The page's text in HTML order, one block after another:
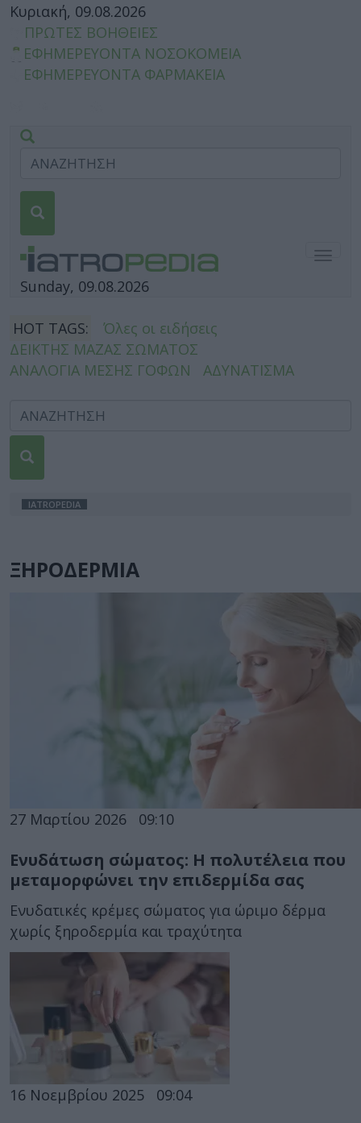
Κυριακή, 09.08.2026
ΠΡΩΤΕΣ ΒΟΗΘΕΙΕΣ
ΕΦΗΜΕΡΕΥΟΝΤΑ ΝΟΣΟΚΟΜΕΙΑ
ΕΦΗΜΕΡΕΥΟΝΤΑ ΦΑΡΜΑΚΕΙΑ
Sunday, 09.08.2026
HOT TAGS:
Όλες οι ειδήσεις
ΔΕΙΚΤΗΣ ΜΑΖΑΣ ΣΩΜΑΤΟΣ
ΑΝΑΛΟΓΙΑ ΜΕΣΗΣ ΓΟΦΩΝ
ΑΔΥΝΑΤΙΣΜΑ
IATROPEDIA
ΞΗΡΟΔΕΡΜΙΑ
27 Μαρτίου 2026 09:10
Ενυδάτωση σώματος: Η πολυτέλεια που
μεταμορφώνει την επιδερμίδα σας
Ενυδατικές κρέμες σώματος για ώριμο δέρμα
χωρίς ξηροδερμία και τραχύτητα
16 Νοεμβρίου 2025 09:04